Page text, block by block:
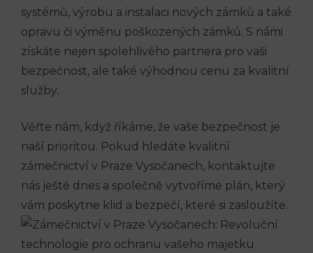
systémů, výrobu a instalaci nových zámků a také
opravu či výměnu poškozených zámků. S námi
získáte nejen spolehlivého partnera pro vaši
bezpečnost, ale také výhodnou cenu za kvalitní
služby.
Věřte nám, když říkáme, že vaše bezpečnost je
naší prioritou. Pokud hledáte kvalitní
zámečnictví v Praze Vysočanech, kontaktujte
nás ještě dnes a společně vytvoříme plán, který
vám poskytne klid a bezpečí, které si zasloužíte.